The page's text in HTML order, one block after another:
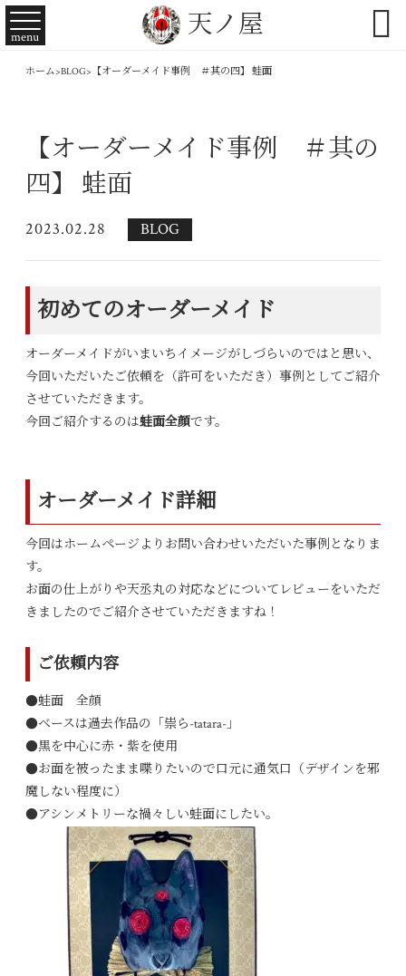
天ノ屋
menu 
ホーム>BLOG> 【オーダーメイド事例 ＃其の四】 蛙面
【オーダーメイド事例 ＃其の
四】 蛙面
2023.02.28 BLOG
初めてのオーダーメイド
オーダーメイドがいまいちイメージがしづらいのではと思い、
今回いただいたご依頼を（許可をいただき）事例としてご紹介
させていただきます。
今回ご紹介するのは蛙面全顔です。
オーダーメイド詳細
今回はホームページよりお問い合わせいただいた事例となりま
す。
お面の仕上がりや天丞丸の対応などについてレビューをいただ
きましたのでご紹介させていただきますね！
ご依頼内容
●蛙面 全顔
●ベースは過去作品の「祟ら-tatara-」
●黒を中心に赤・紫を使用
●お面を被ったまま喋りたいので口元に通気口（デザインを邪
魔しない程度に）
●アシンメトリーな禍々しい蛙面にしたい。